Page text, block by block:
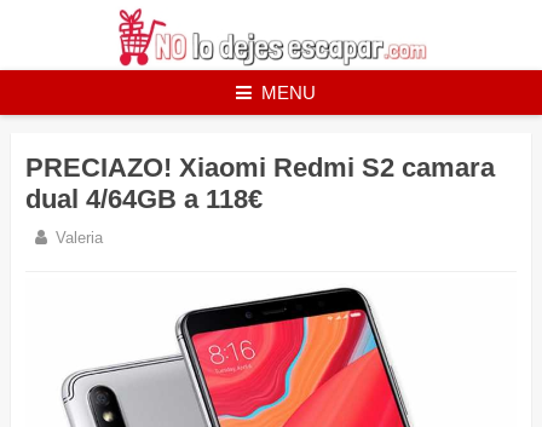
MENU
PRECIAZO! Xiaomi Redmi S2 camara
dual 4/64GB a 118€
Valeria